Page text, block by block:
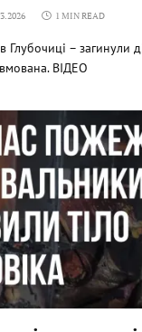
1 MIN READ
– загинули
ВІДЕО